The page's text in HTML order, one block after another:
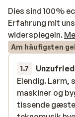
Dies sind 100%
Erfahrung mit
widerspiegeln.
Am häufigsten
1.7
Elendig.
maskiner og
tissende
Elendig.
maskiner og
tissende